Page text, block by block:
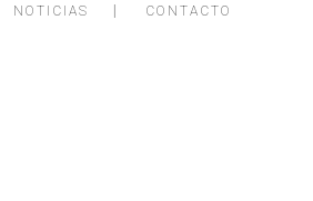
NOTICIAS CONTACTO